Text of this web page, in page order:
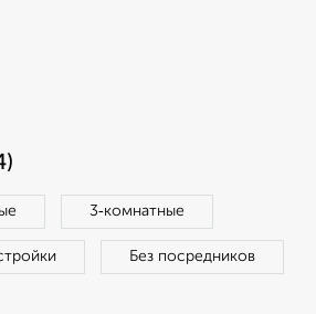
3‑комнатные
Без посредников